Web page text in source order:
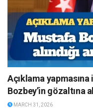
Açıklama
Bozbey’in gözaltına
MARCH 31, 2026